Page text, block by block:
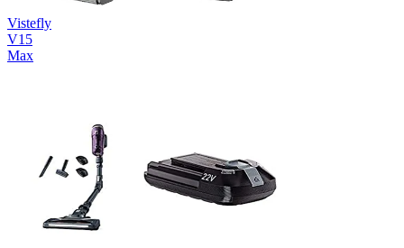
Vistefly
V15
Max